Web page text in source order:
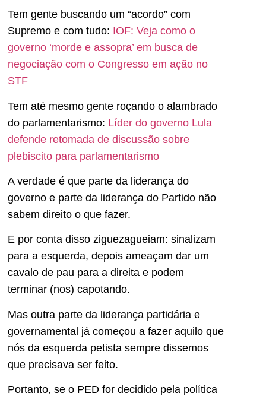
Tem gente buscando um “acordo” com
Supremo e com tudo: IOF: Veja como o
governo ‘morde e assopra’ em busca de
negociação com o Congresso em ação no
STF
Tem até mesmo gente roçando o alambrado
do parlamentarismo: Líder do governo Lula
defende retomada de discussão sobre
plebiscito para parlamentarismo
A verdade é que parte da liderança do
governo e parte da liderança do Partido não
sabem direito o que fazer.
E por conta disso ziguezagueiam: sinalizam
para a esquerda, depois ameaçam dar um
cavalo de pau para a direita e podem
terminar (nos) capotando.
Mas outra parte da liderança partidária e
governamental já começou a fazer aquilo que
nós da esquerda petista sempre dissemos
que precisava ser feito.
Portanto, se o PED for decidido pela política